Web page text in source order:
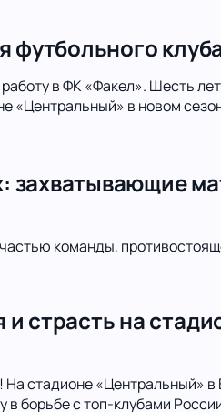
футбольного
в ФК «Факел». Шесть
«Центральный» в новом
захватывающие
команды,
страсть на
стадионе «Центральный»
борьбе с топ-клубами